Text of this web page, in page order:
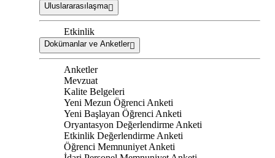
Uluslararasılaşma
Etkinlik
Dokümanlar ve Anketler
Anketler
Mevzuat
Kalite Belgeleri
Yeni Mezun Öğrenci Anketi
Yeni Başlayan Öğrenci Anketi
Oryantasyon Değerlendirme Anketi
Etkinlik Değerlendirme Anketi
Öğrenci Memnuniyet Anketi